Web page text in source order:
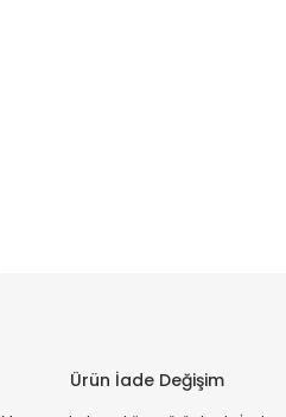
Ürün İade Değişim